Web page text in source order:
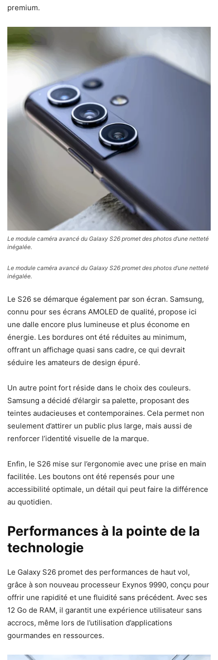
premium.
Le module caméra avancé du Galaxy S26 promet des photos d’une netteté
inégalée.
Le module caméra avancé du Galaxy S26 promet des photos d’une netteté
inégalée.
Le S26 se démarque également par son écran. Samsung,
connu pour ses écrans AMOLED de qualité, propose ici
une dalle encore plus lumineuse et plus économe en
énergie. Les bordures ont été réduites au minimum,
offrant un affichage quasi sans cadre, ce qui devrait
séduire les amateurs de design épuré.
Un autre point fort réside dans le choix des couleurs.
Samsung a décidé d’élargir sa palette, proposant des
teintes audacieuses et contemporaines. Cela permet non
seulement d’attirer un public plus large, mais aussi de
renforcer l’identité visuelle de la marque.
Enfin, le S26 mise sur l’ergonomie avec une prise en main
facilitée. Les boutons ont été repensés pour une
accessibilité optimale, un détail qui peut faire la différence
au quotidien.
Performances à la pointe de la
technologie
Le Galaxy S26 promet des performances de haut vol,
grâce à son nouveau processeur Exynos 9990, conçu pour
offrir une rapidité et une fluidité sans précédent. Avec ses
12 Go de RAM, il garantit une expérience utilisateur sans
accrocs, même lors de l’utilisation d’applications
gourmandes en ressources.